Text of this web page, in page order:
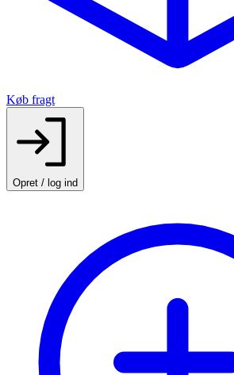
Køb fragt
Opret / log ind